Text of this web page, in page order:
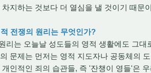
지하는 것보다 더 열심을 낼 것이기 때문
전쟁의 원리는 무엇인가?
리는 오늘날 성도들의 영적 생활에도 그
문제는 먼저는 영적 지도자나 공동체의
인적인 죄의 습관들, 즉 '잔챙이 영들'은